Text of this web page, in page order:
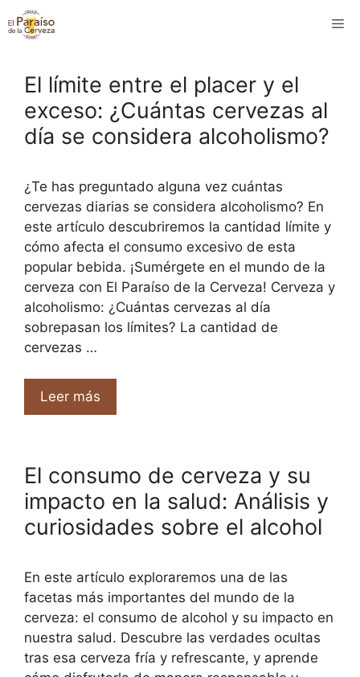
Saltar
al
El límite entre el placer y el
exceso: ¿Cuántas cervezas al
día se considera alcoholismo?
¿Te has preguntado alguna vez cuántas
cervezas diarias se considera alcoholismo? En
este artículo descubriremos la cantidad límite y
cómo afecta el consumo excesivo de esta
popular bebida. ¡Sumérgete en el mundo de la
cerveza con El Paraíso de la Cerveza! Cerveza y
alcoholismo: ¿Cuántas cervezas al día
sobrepasan los límites? La cantidad de
cervezas …
Leer más
El consumo de cerveza y su
impacto en la salud: Análisis y
curiosidades sobre el alcohol
En este artículo exploraremos una de las
facetas más importantes del mundo de la
cerveza: el consumo de alcohol y su impacto en
nuestra salud. Descubre las verdades ocultas
tras esa cerveza fría y refrescante, y aprende